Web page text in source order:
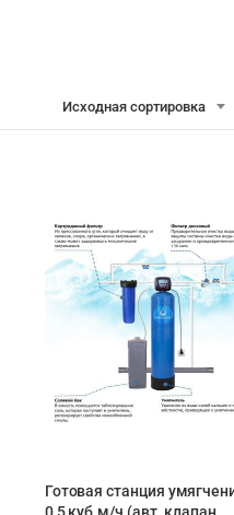
Исходная сортировка
Готовая станция